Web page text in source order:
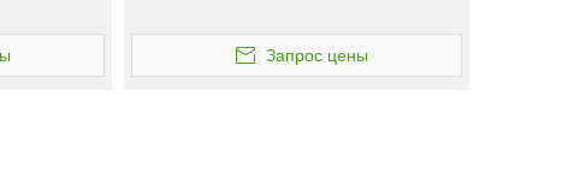
Запрос цены